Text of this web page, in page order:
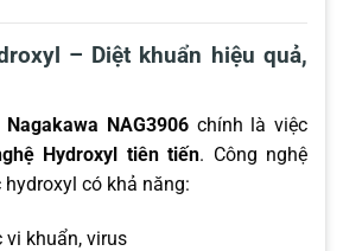
– Diệt khuẩn hiệu quả,
Nagakawa NAG3906chính là việc
Hydroxyl tiên tiến. Công nghệ
có khả năng:
vi khuẩn, virus